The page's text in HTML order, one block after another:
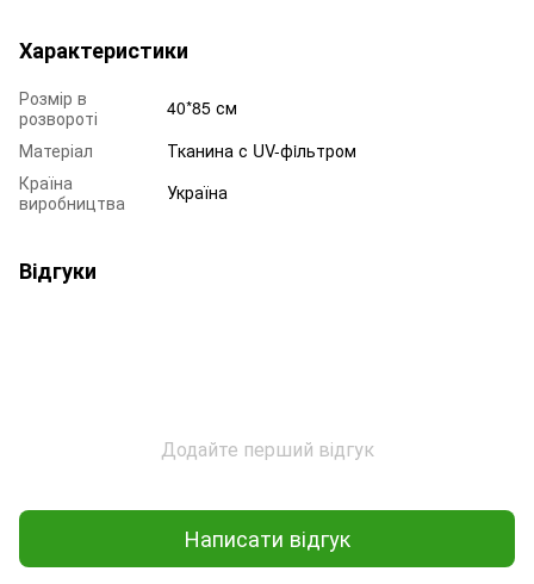
Характеристики
Розмір в
розвороті
40*85 см
Матеріал
Тканина с UV-фiльтром
Країна
виробництва
Україна
Відгуки
Додайте перший відгук
Написати відгук